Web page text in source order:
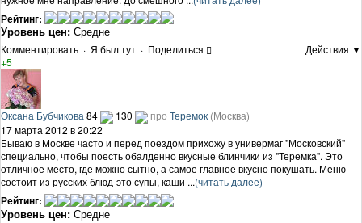
Рейтинг:
Уровень цен: Средне
Комментировать · Я был тут · Поделиться
Действия ▼
+5
Оксана Бубчикова84 130 про Теремок (Москва)
17 марта 2012 в 20:22
Бываю в Москве часто и перед поездом прихожу в универмаг "Московский"
специально, чтобы поесть обалденно вкусные блинчики из "Теремка". Это
отличное место, где можно сытно, а самое главное вкусно покушать. Меню
состоит из русских блюд-это супы, каши ...(читать далее)
Рейтинг:
Уровень цен: Средне